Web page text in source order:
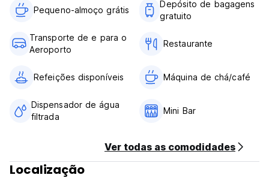
Pequeno-almoço grátis
Depósito de bagagens
gratuito
Transporte de e para o
Aeroporto
Restaurante
Refeições disponíveis Máquina de chá/café
Dispensador de água
filtrada
Mini Bar
Ver todas as comodidades
Localização